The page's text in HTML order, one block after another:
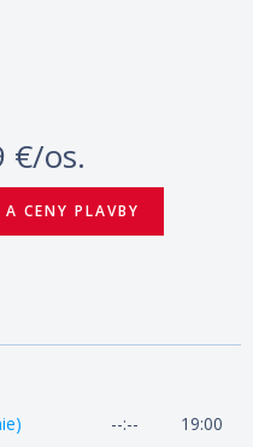
€/os.
CENY PLAVBY
--:--
19:00